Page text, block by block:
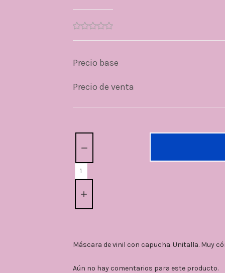
Precio base
Precio de venta
Máscara de vinil con capucha. Unitalla. Muy
Aún no hay comentarios para este producto.